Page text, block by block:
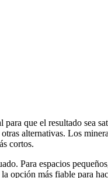
que el resultado sea
alternativas. Los
cortos.
Para espacios
opción más fiable para